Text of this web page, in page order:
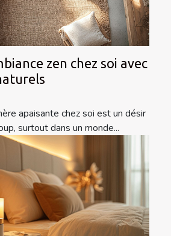
zen chez soi avec
apaisante chez soi est un désir
surtout dans un monde...